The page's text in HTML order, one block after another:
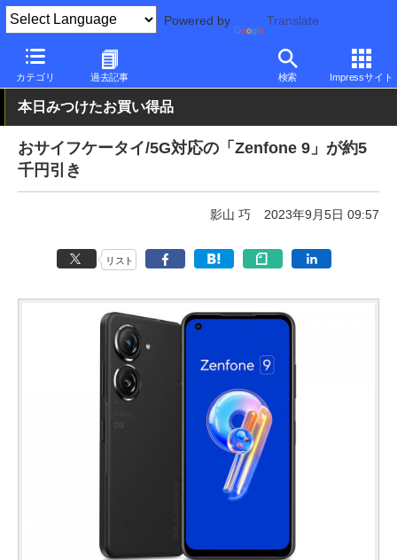
Powered by Translate
カテゴリ 過去記事 検索 Impressサイト
PC Watch パソコン/タブレット/スマートフォン スマートフォン
本日みつけたお買い得品
おサイフケータイ/5G対応の「Zenfone 9」が約5
千円引き
影山 巧 2023年9月5日 09:57
リスト